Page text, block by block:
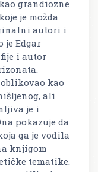
grandiozne
je možda
autori i
je Edgar
i autor
kao
ali
je i
pokazuje da
ga je vodila
knjigom
tematike.